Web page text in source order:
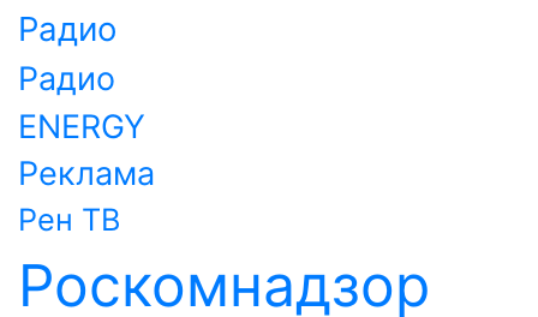
Радио
Радио
ENERGY
Реклама
Рен ТВ
Роскомнадзор